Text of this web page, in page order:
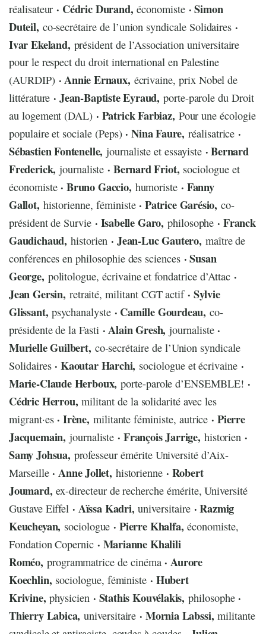
réalisateur· Cédric Durand,économiste · Simon
Duteil, co-secrétaire de l’union syndicale Solidaires·
Ivar Ekeland, président de l’Association universitaire
pour le respect du droit international en Palestine
(AURDIP) · Annie Ernaux, écrivaine, prix Nobel de
littérature· Jean-Baptiste Eyraud, porte-parole du Droit
au logement (DAL)· Patrick Farbiaz, Pour une écologie
populaire et sociale (Peps)· Nina Faure, réalisatrice·
Sébastien Fontenelle, journaliste et essayiste · Bernard
Frederick, journaliste· Bernard Friot, sociologue et
économiste· Bruno Gaccio, humoriste· Fanny
Gallot, historienne, féministe· Patrice Garésio, co-
président de Survie · Isabelle Garo, philosophe· Franck
Gaudichaud, historien· Jean-Luc Gautero, maître de
conférences en philosophie des sciences · Susan
George, politologue, écrivaine et fondatrice d’Attac·
Jean Gersin, retraité, militant CGT actif· Sylvie
Glissant, psychanalyste · Camille Gourdeau, co-
présidente de la Fasti · Alain Gresh, journaliste·
Murielle Guilbert, co-secrétaire de l’Union syndicale
Solidaires· Kaoutar Harchi, sociologue et écrivaine ·
Marie-Claude Herboux, porte-parole d’ENSEMBLE! ·
Cédric Herrou, militant de la solidarité avec les
migrant·es· Irène, militante féministe, autrice· Pierre
Jacquemain, journaliste· François Jarrige, historien·
Samy Johsua, professeur émérite Université d’Aix-
Marseille· Anne Jollet, historienne· Robert
Joumard,ex-directeur de recherche émérite, Université
Gustave Eiffel· Aïssa Kadri,universitaire · Razmig
Keucheyan, sociologue· Pierre Khalfa,économiste,
Fondation Copernic · Marianne Khalili
Roméo, programmatrice de cinéma· Aurore
Koechlin, sociologue, féministe· Hubert
Krivine, physicien · Stathis Kouvélakis, philosophe·
Thierry Labica,universitaire· Mornia Labssi, militante